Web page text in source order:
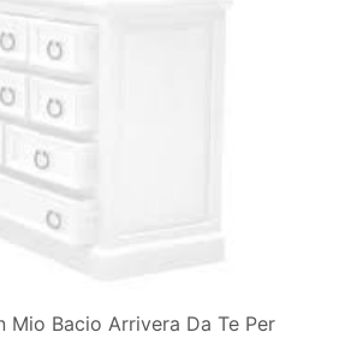
Mio Bacio Arrivera Da Te Per